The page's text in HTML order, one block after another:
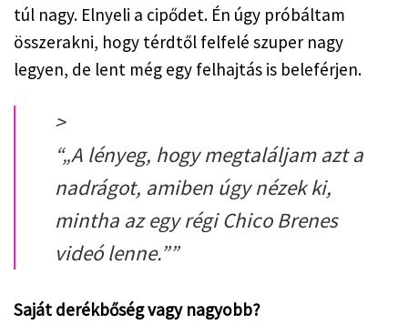
túl nagy. Elnyeli a cipődet. Én úgy próbáltam
összerakni, hogy térdtől felfelé szuper nagy
legyen, de lent még egy felhajtás is beleférjen.
>
“„A lényeg, hogy megtaláljam azt a
nadrágot, amiben úgy nézek ki,
mintha az egy régi Chico Brenes
videó lenne.””
Saját derékbőség vagy nagyobb?